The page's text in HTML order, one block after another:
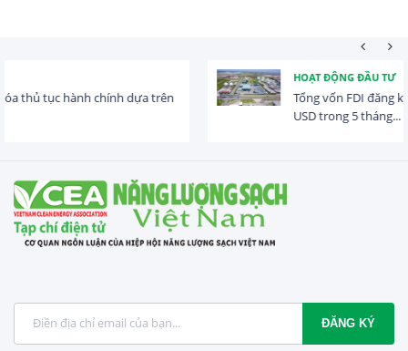
Tổng vốn FDI đăng ký vào Việt Nam đạt gần 25 tỷ
ĐĂNG KÝ